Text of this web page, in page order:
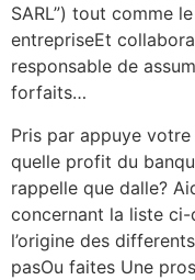
SARL”) tout comme
entrepriseEt
responsable de
forfaits…
Pris par appuye votre
quelle profit du
rappelle que dalle?
concernant la liste
l’origine des
pasOu faites Une